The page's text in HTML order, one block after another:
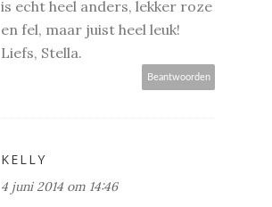
is echt heel anders, lekker roze
en fel, maar juist heel leuk!
Liefs, Stella.
Beantwoorden
KELLY
4 juni 2014 om 14:46